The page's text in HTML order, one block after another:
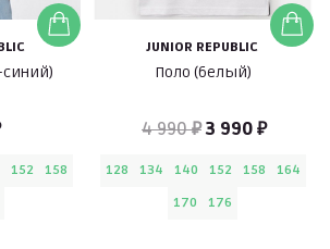
синий)
152
158
JUNIOR REPUBLIC
Поло (белый)
4 990 ₽3 990 ₽
128 134 140 152 158
164
170
176